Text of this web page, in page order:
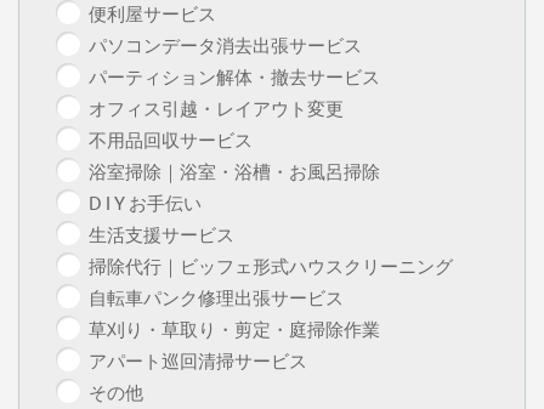
便利屋サービス
パソコンデータ消去出張サービス
パーティション解体・撤去サービス
オフィス引越・レイアウト変更
不用品回収サービス
浴室掃除｜浴室・浴槽・お風呂掃除
D I Y お手伝い
生活支援サービス
掃除代行｜ビッフェ形式ハウスクリーニング
自転車パンク修理出張サービス
草刈り・草取り・剪定・庭掃除作業
アパート巡回清掃サービス
その他